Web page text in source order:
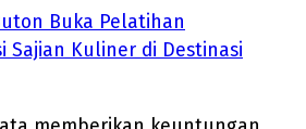
Buka Pelatihan
Sajian Kuliner di Destinasi